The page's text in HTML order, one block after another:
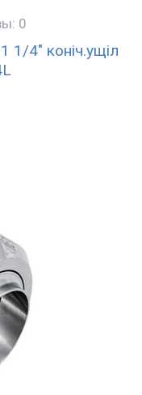
0
1/4" коніч.ущіл